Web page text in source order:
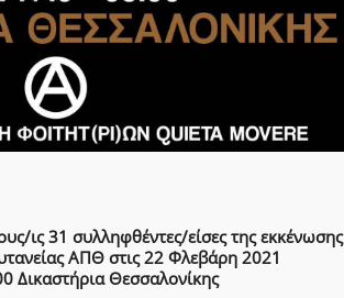
ις 31 συλληφθέντες/είσες της εκκένωσης
ΑΠΘ στις 22 Φλεβάρη 2021
Δικαστήρια Θεσσαλονίκης